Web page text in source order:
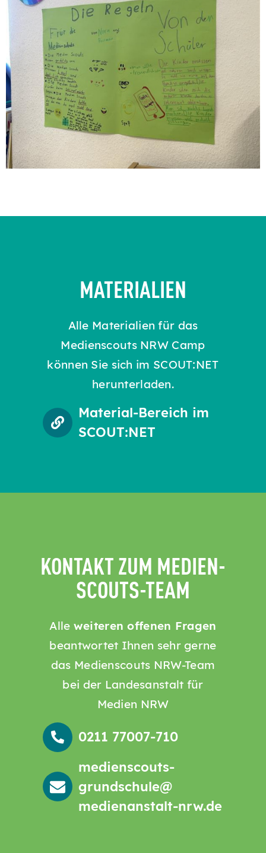
MATERIALIEN
Alle Materialien für das
Medienscouts NRW Camp
können Sie sich im SCOUT:NET
herunterladen.
Material-Bereich im
SCOUT:NET
KONTAKT ZUM MEDIEN­
SCOUTS-TEAM
Alle weiteren offenen Fragen
beantwortet Ihnen sehr gerne
das Medienscouts NRW-Team
bei der Landesanstalt für
Medien NRW
0211 77007-710
medienscouts-
grundschule@
medienanstalt-nrw.de